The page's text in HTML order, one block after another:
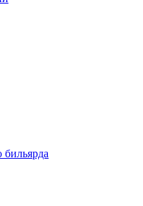
бильярда